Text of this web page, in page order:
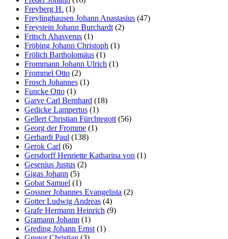
Freyberg H. (1)
Freylinghausen Johann Anastasius (47)
Freystein Johann Burchardt (2)
Fritsch Ahasverus (1)
Fröbing Johann Christoph (1)
Frölich Bartholomäus (1)
Frommann Johann Ulrich (1)
Frommel Otto (2)
Frosch Johannes (1)
Funcke Otto (1)
Garve Carl Bernhard (18)
Gedicke Lampertus (1)
Gellert Christian Fürchtegott (56)
Georg der Fromme (1)
Gerhardt Paul (138)
Gerok Carl (6)
Gersdorff Henriette Katharina von (1)
Gesenius Justus (2)
Gigas Johann (5)
Gobat Samuel (1)
Gossner Johannes Evangelista (2)
Gotter Ludwig Andreas (4)
Grafe Hermann Heinrich (9)
Gramann Johann (1)
Greding Johann Ernst (1)